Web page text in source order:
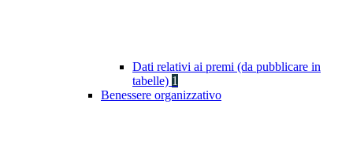
Dati relativi ai premi (da pubblicare in
tabelle) 1
Benessere organizzativo